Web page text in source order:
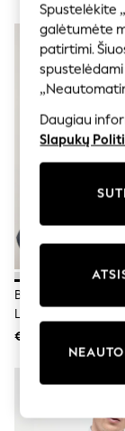
Tops
Shorts
Joggers
adidas
Nike
All Girls
Shoes
Dresses
Trousers
Skirts
Shirts
Polo
All Girls
Joggers
Balta - Įprastas
Lengvai Prižiūrimi
Rankovės Išmanūs
€0
Spustelėkite
galėtumėte
patirtimi.
Daugiau
Slapukų